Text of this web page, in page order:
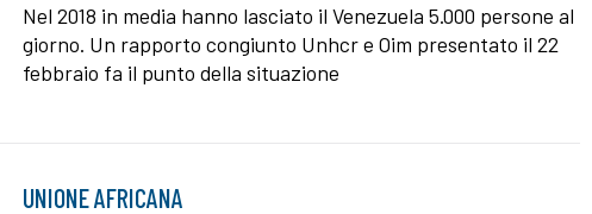
Nel 2018 in media hanno lasciato il Venezuela 5.000 persone al
giorno. Un rapporto congiunto Unhcr e Oim presentato il 22
febbraio fa il punto della situazione
UNIONE AFRICANA